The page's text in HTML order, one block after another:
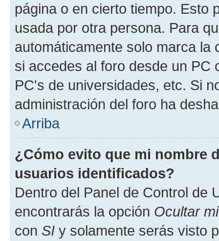
página o en cierto tiempo. Esto
usada por otra persona. Para
automáticamente solo marca la
si accedes al foro desde un PC
PC's de universidades, etc. Si
administración del foro ha
Arriba
¿Cómo evito que mi nombre
usuarios identificados?
Dentro del Panel de Control de
encontrarás la opción Ocultar
con SI y solamente serás visto